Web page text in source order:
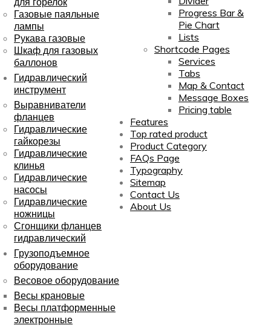
Progress Bar &
Pie Chart
Lists
Shortcode Pages
Services
Tabs
Map & Contact
Message Boxes
Pricing table
Features
Top rated product
Product Category
FAQs Page
Typography
Sitemap
Contact Us
About Us
Газовые паяльные
лампы
Рукава газовые
Шкаф для газовых
баллонов
Гидравлический
инструмент
Выравниватели
фланцев
Гидравлические
гайкорезы
Гидравлические
клинья
Гидравлические
насосы
Гидравлические
ножницы
Сгонщики фланцев
гидравлический
Грузоподъемное
оборудование
Весовое оборудование
Весы крановые
Весы платформенные
электронные